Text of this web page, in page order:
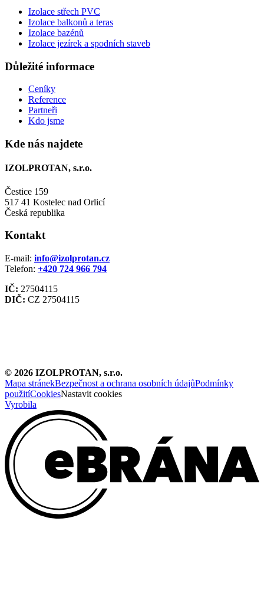
Izolace střech PVC
Izolace balkonů a teras
Izolace bazénů
Izolace jezírek a spodních staveb
Důležité informace
Ceníky
Reference
Partneři
Kdo jsme
Kde nás najdete
IZOLPROTAN, s.r.o.
Čestice 159
517 41 Kostelec nad Orlicí
Česká republika
Kontakt
E-mail: info@izolprotan.cz
Telefon: +420 724 966 794
IČ: 27504115
DIČ: CZ 27504115
© 2026 IZOLPROTAN, s.r.o.
Mapa stránekBezpečnost a ochrana osobních údajůPodmínky
použitíCookiesNastavit cookies
Vyrobila